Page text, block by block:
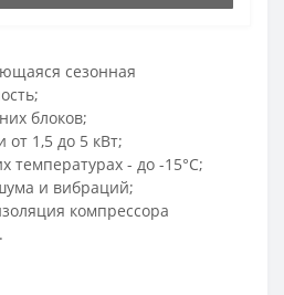
сезонная
блоков;
от 1,5 до 5 кВт;
температурах - до -15°С;
и вибраций;
компрессора